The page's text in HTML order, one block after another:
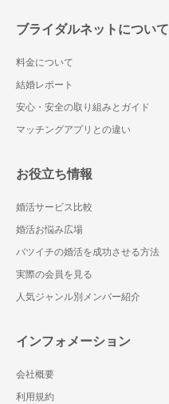
ブライダルネットについて
料金について
結婚レポート
安心・安全の取り組みとガイド
マッチングアプリとの違い
お役立ち情報
婚活サービス比較
婚活お悩み広場
バツイチの婚活を成功させる方法
実際の会員を見る
人気ジャンル別メンバー紹介
インフォメーション
会社概要
利用規約